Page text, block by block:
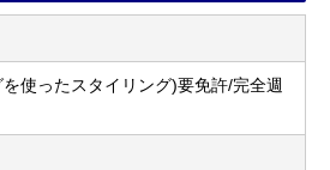
使ったスタイリング)要免許/完全週